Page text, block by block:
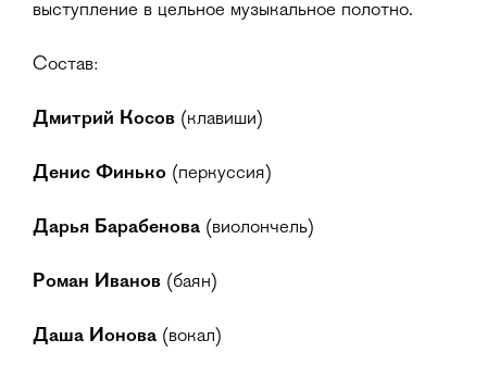
выступление в цельное музыкальное полотно.
Состав:
Дмитрий Косов (клавиши)
Денис Финько (перкуссия)
Дарья Барабенова (виолончель)
Роман Иванов (баян)
Даша Ионова (вокал)